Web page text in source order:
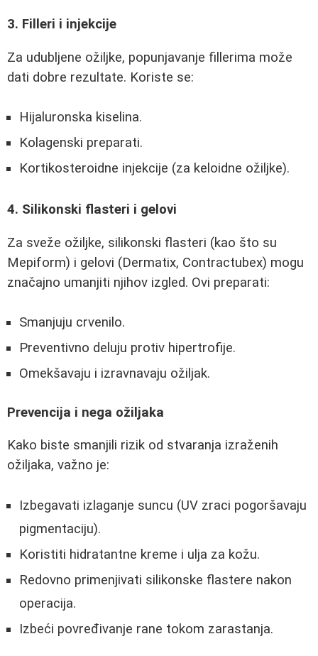
3. Filleri i injekcije
Za udubljene ožiljke, popunjavanje fillerima može
dati dobre rezultate. Koriste se:
Hijaluronska kiselina.
Kolagenski preparati.
Kortikosteroidne injekcije (za keloidne ožiljke).
4. Silikonski flasteri i gelovi
Za sveže ožiljke, silikonski flasteri (kao što su
Mepiform) i gelovi (Dermatix, Contractubex) mogu
značajno umanjiti njihov izgled. Ovi preparati:
Smanjuju crvenilo.
Preventivno deluju protiv hipertrofije.
Omekšavaju i izravnavaju ožiljak.
Prevencija i nega ožiljaka
Kako biste smanjili rizik od stvaranja izraženih
ožiljaka, važno je:
Izbegavati izlaganje suncu (UV zraci pogoršavaju
pigmentaciju).
Koristiti hidratantne kreme i ulja za kožu.
Redovno primenjivati silikonske flastere nakon
operacija.
Izbeći povređivanje rane tokom zarastanja.